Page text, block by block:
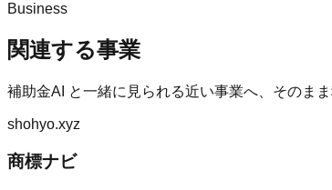
Business
関連する事業
補助金AI と一緒に見られる近い事業へ、そのまま
shohyo.xyz
商標ナビ